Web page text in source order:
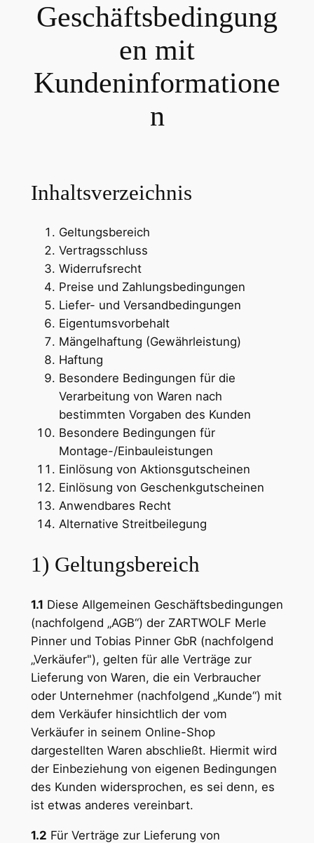
Geschäftsbedingung
en mit
Kundeninformatione
n
Inhaltsverzeichnis
Geltungsbereich
Vertragsschluss
Widerrufsrecht
Preise und Zahlungsbedingungen
Liefer- und Versandbedingungen
Eigentumsvorbehalt
Mängelhaftung (Gewährleistung)
Haftung
Besondere Bedingungen für die
Verarbeitung von Waren nach
bestimmten Vorgaben des Kunden
Besondere Bedingungen für
Montage-/Einbauleistungen
Einlösung von Aktionsgutscheinen
Einlösung von Geschenkgutscheinen
Anwendbares Recht
Alternative Streitbeilegung
1) Geltungsbereich
1.1 Diese Allgemeinen Geschäftsbedingungen
(nachfolgend „AGB“) der ZARTWOLF Merle
Pinner und Tobias Pinner GbR (nachfolgend
„Verkäufer"), gelten für alle Verträge zur
Lieferung von Waren, die ein Verbraucher
oder Unternehmer (nachfolgend „Kunde“) mit
dem Verkäufer hinsichtlich der vom
Verkäufer in seinem Online-Shop
dargestellten Waren abschließt. Hiermit wird
der Einbeziehung von eigenen Bedingungen
des Kunden widersprochen, es sei denn, es
ist etwas anderes vereinbart.
1.2 Für Verträge zur Lieferung von